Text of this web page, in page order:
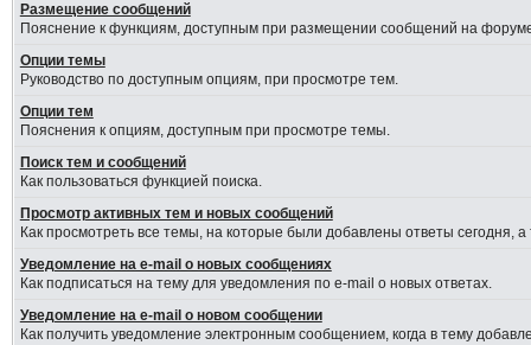
Размещение сообщений
Пояснение к функциям, доступным при размещении сообщений на
Опции темы
Руководство по доступным опциям, при просмотре тем.
Опции тем
Пояснения к опциям, доступным при просмотре темы.
Поиск тем и сообщений
Как пользоваться функцией поиска.
Просмотр активных тем и новых сообщений
Как просмотреть все темы, на которые были добавлены ответы сегодня,
Уведомление на e-mail о новых сообщениях
Как подписаться на тему для уведомления по e-mail о новых ответах.
Уведомление на е-mail о новом сообщении
Как получить уведомление электронным сообщением, когда в тему